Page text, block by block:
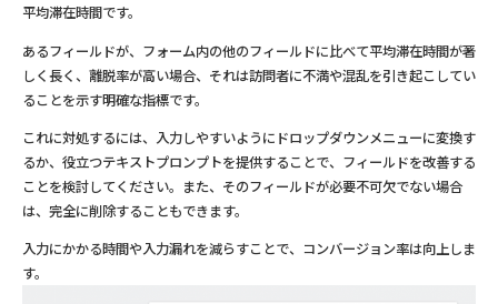
平均滞在時間です。
あるフィールドが、フォーム内の他のフィールドに比べて平均滞在時間が著
しく長く、離脱率が高い場合、それは訪問者に不満や混乱を引き起こしてい
ることを示す明確な指標です。
これに対処するには、入力しやすいようにドロップダウンメニューに変換す
るか、役立つテキストプロンプトを提供することで、フィールドを改善する
ことを検討してください。また、そのフィールドが必要不可欠でない場合
は、完全に削除することもできます。
入力にかかる時間や入力漏れを減らすことで、コンバージョン率は向上しま
す。